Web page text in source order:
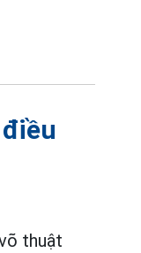
thuật